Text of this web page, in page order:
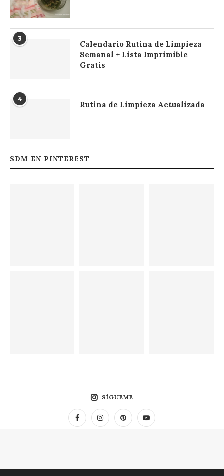
3
Calendario Rutina de Limpieza
Semanal + Lista Imprimible
Gratis
4
Rutina de Limpieza Actualizada
SDM EN PINTEREST
SÍGUEME